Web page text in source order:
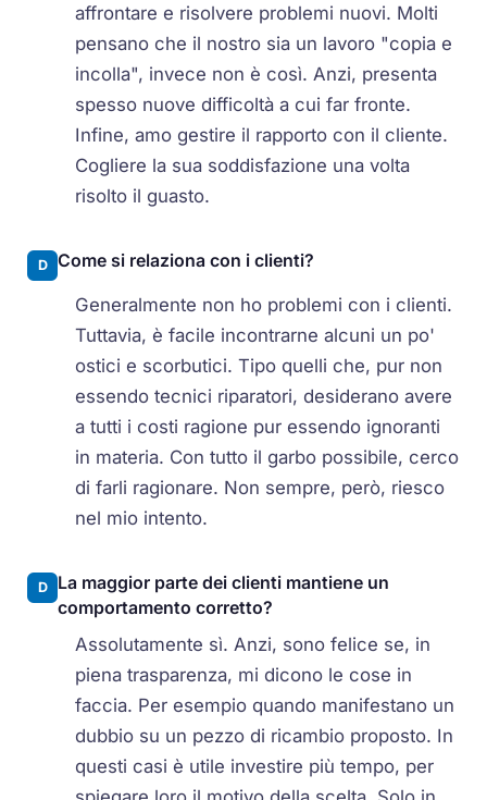
affrontare e risolvere problemi nuovi. Molti
pensano che il nostro sia un lavoro "copia e
incolla", invece non è così. Anzi, presenta
spesso nuove difficoltà a cui far fronte.
Infine, amo gestire il rapporto con il cliente.
Cogliere la sua soddisfazione una volta
risolto il guasto.
D Come si relaziona con i clienti?
Generalmente non ho problemi con i clienti.
Tuttavia, è facile incontrarne alcuni un po'
ostici e scorbutici. Tipo quelli che, pur non
essendo tecnici riparatori, desiderano avere
a tutti i costi ragione pur essendo ignoranti
in materia. Con tutto il garbo possibile, cerco
di farli ragionare. Non sempre, però, riesco
nel mio intento.
D
La maggior parte dei clienti mantiene un
comportamento corretto?
Assolutamente sì. Anzi, sono felice se, in
piena trasparenza, mi dicono le cose in
faccia. Per esempio quando manifestano un
dubbio su un pezzo di ricambio proposto. In
questi casi è utile investire più tempo, per